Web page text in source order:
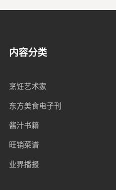
内容分类
烹饪艺术家
东方美食电子刊
酱汁书籍
旺销菜谱
业界播报